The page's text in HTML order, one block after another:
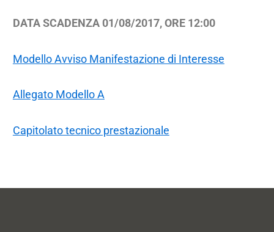
DATA SCADENZA 01/08/2017, ORE 12:00
Modello Avviso Manifestazione di Interesse
Allegato Modello A
Capitolato tecnico prestazionale